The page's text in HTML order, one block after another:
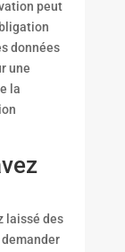
peut
données
une
la
laissé des